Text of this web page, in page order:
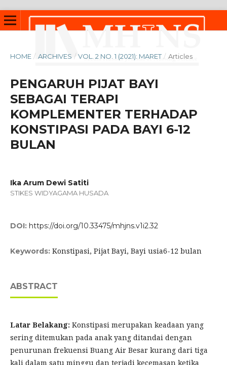
HOME / ARCHIVES / VOL. 2 NO. 1 (2021): MARET / Articles
PENGARUH PIJAT BAYI
SEBAGAI TERAPI
KOMPLEMENTER TERHADAP
KONSTIPASI PADA BAYI 6-12
BULAN
Ika Arum Dewi Satiti
STIKES WIDYAGAMA HUSADA
DOI: https://doi.org/10.33475/mhjns.v1i2.32
Keywords: Konstipasi, Pijat Bayi, Bayi usia6-12 bulan
ABSTRACT
Latar Belakang: Konstipasi merupakan keadaan yang
sering ditemukan pada anak yang ditandai dengan
penurunan frekuensi Buang Air Besar kurang dari tiga
kali dalam satu minggu dan terjadi kecemasan ketika